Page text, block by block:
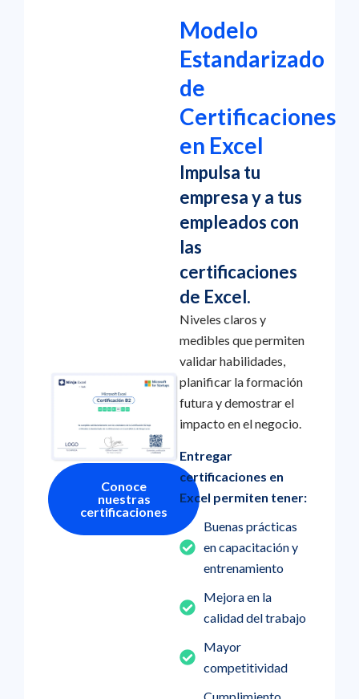
Conoce
nuestras
certificaciones
Modelo
Estandarizado
de
Certificaciones
en Excel
Impulsa tu
empresa y a tus
empleados con
las
certificaciones
de Excel.
Niveles claros y
medibles que permiten
validar habilidades,
planificar la formación
futura y demostrar el
impacto en el negocio.
Entregar
certificaciones en
Excel permiten tener:
Buenas prácticas
en capacitación y
entrenamiento
Mejora en la
calidad del trabajo
Mayor
competitividad